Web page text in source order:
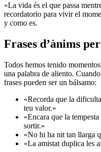
«La vida és el que passa
recordatorio para vivir el
y como es.
Frases d’ànims
Todos hemos tenido
una palabra de aliento.
frases pueden ser un bálsamo:
«Recorda que la
teu valor.»
«Encara que la
sortir.»
«No hi ha nit tan llarga
«La amistat duplica les